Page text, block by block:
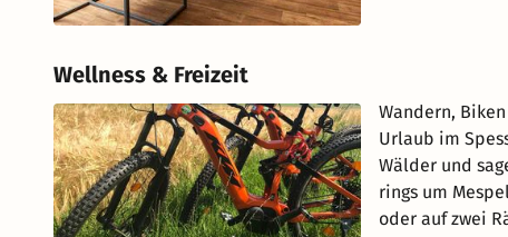
Wellness & Freizeit
Wandern,
Urlaub im
Wälder und
rings um
oder auf zwei